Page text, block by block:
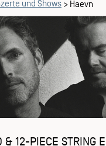
und Shows > Haevn
& 12-PIECE STRING